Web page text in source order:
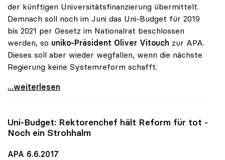
der künftigen Universitätsfinanzierung übermittelt.
Demnach soll noch im Juni das Uni-Budget für 2019
bis 2021 per Gesetz im Nationalrat beschlossen
werden, so uniko-Präsident Oliver Vitouch zur APA.
Dieses soll aber wieder wegfallen, wenn die nächste
Regierung keine Systemreform schafft.
Uni-Budget: Rektoren übermittelten „Notfallplan\"
...weiterlesen
Uni-Budget: Rektorenchef hält Reform für tot -
Noch ein Strohhalm
APA 6.6.2017